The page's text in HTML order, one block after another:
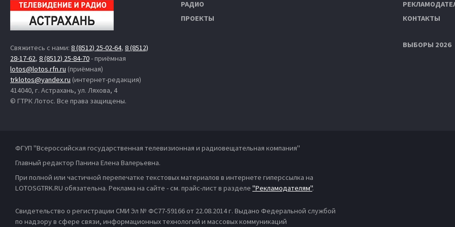
Свяжитесь с нами: 8 (8512) 25-02-64, 8 (8512)
28-17-62, 8 (8512) 25-84-70- приёмная
lotos@lotos.rfn.ru (приёмная)
trklotos@yandex.ru (интернет-редакция)
414040, г. Астрахань, ул. Ляхова, 4
© ГТРК Лотос. Все права защищены.
РАДИО
ПРОЕКТЫ
КОНТАКТЫ
ВЫБОРЫ 2026
ФГУП "Всероссийская государственная телевизионная и радиовещательная компания"
Главный редактор Панина Елена Валерьевна.
При полной или частичной перепечатке текстовых материалов в интернете гиперссылка на
LOTOSGTRK.RU обязательна. Реклама на сайте - см. прайс-лист в разделе "Рекламодателям".
Свидетельство о регистрации СМИ Эл № ФС77-59166 от 22.08.2014 г. Выдано Федеральной службой
по надзору в сфере связи, информационных технологий и массовых коммуникаций